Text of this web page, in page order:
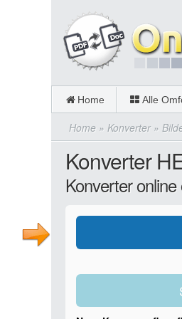
Home Alle
Home » Konverter»
Konverter
Konverter